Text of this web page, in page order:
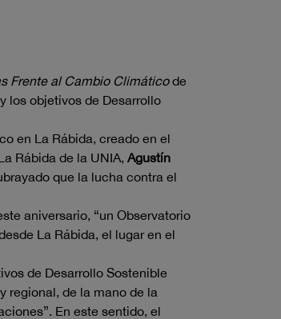
Frente al Cambio Climáticode
los objetivos de Desarrollo
en La Rábida, creado en el
Rábida de la UNIA, Agustín
que la lucha contra el
aniversario, “un Observatorio
La Rábida, el lugar en el
de Desarrollo Sostenible
regional, de la mano de la
En este sentido, el